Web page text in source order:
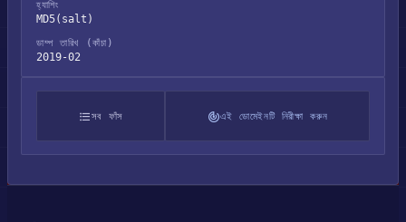
হ্যাশিং
MD5(salt)
ডাম্প তারিখ (কাঁচা)
2019-02
সব ফাঁস এই ডোমেইনটি নিরীক্ষা করুন